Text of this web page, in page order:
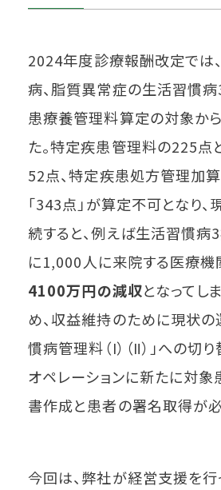
2024年度診療報酬改定では
病、脂質異常症の生活習慣
患療養管理料算定の対象か
た。特定疾患管理料の225点
52点、特定疾患処方管理加
「343点」が算定不可となり
続すると、例えば生活習慣病
に1,000人に来院する医療機
4100万円の減収となってし
め、収益維持のために現状の
慣病管理料（Ⅰ）（Ⅱ）」への切
オペレーションに新たに対
書作成と患者の署名取得が必
今回は、弊社が経営支援を